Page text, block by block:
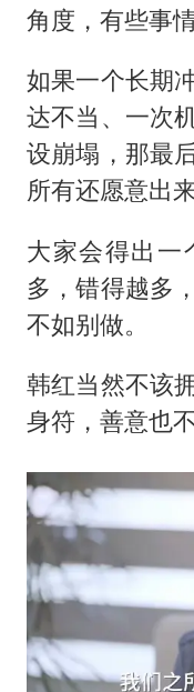
角度，有些事
如果一个长期
达不当、一次
设崩塌，那最
所有还愿意出
大家会得出一
多，错得越多
不如别做。
韩红当然不该
身符，善意也